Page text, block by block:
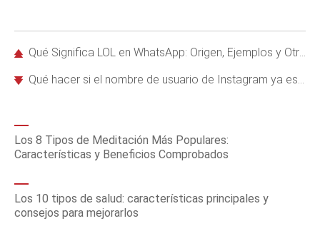
Qué Significa LOL en WhatsApp: Origen, Ejemplos y Otras Siglas Populares
Qué hacer si el nombre de usuario de Instagram ya está ocupado: Guía práctica y efectiva
Los 8 Tipos de Meditación Más Populares:
Características y Beneficios Comprobados
Los 10 tipos de salud: características principales y
consejos para mejorarlos